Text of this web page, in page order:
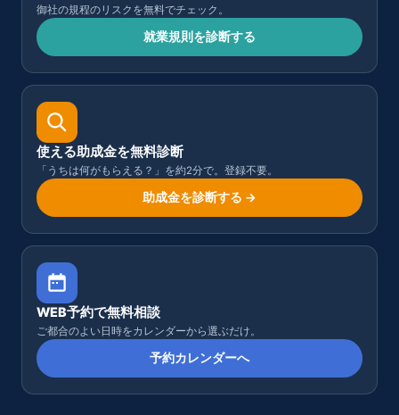
御社の規程のリスクを無料でチェック。
就業規則を診断する
使える助成金を無料診断
「うちは何がもらえる？」を約2分で。登録不要。
助成金を診断する →
WEB予約で無料相談
ご都合のよい日時をカレンダーから選ぶだけ。
予約カレンダーへ